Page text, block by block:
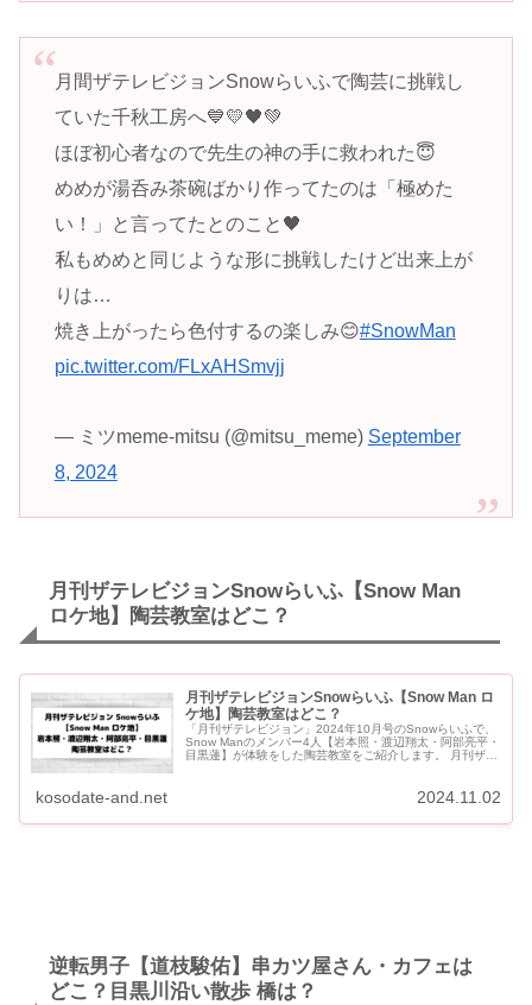
月間ザテレビジョンSnowらいふで陶芸に挑戦し
ていた千秋工房へ💙💛🖤💚
ほぼ初心者なので先生の神の手に救われた😇
めめが湯呑み茶碗ばかり作ってたのは「極めた
い！」と言ってたとのこと🖤
私もめめと同じような形に挑戦したけど出来上が
りは…
焼き上がったら色付するの楽しみ😊#SnowMan
pic.twitter.com/FLxAHSmvjj
— ミツmeme-mitsu (@mitsu_meme) September
8, 2024
月刊ザテレビジョンSnowらいふ【Snow Man
ロケ地】陶芸教室はどこ？
月刊ザテレビジョンSnowらいふ【Snow Man ロ
ケ地】陶芸教室はどこ？
「月刊ザテレビジョン」2024年10月号のSnowらいふで、
Snow Manのメンバー4人【岩本照・渡辺翔太・阿部亮平・
目黒蓮】が体験をした陶芸教室をご紹介します。 月刊ザテ
kosodate-and.net 2024.11.02
逆転男子【道枝駿佑】串カツ屋さん・カフェは
どこ？目黒川沿い散歩 橋は？